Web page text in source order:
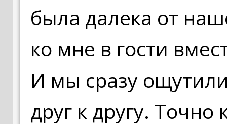
была далека от
ко мне в гости
И мы сразу
друг к другу.